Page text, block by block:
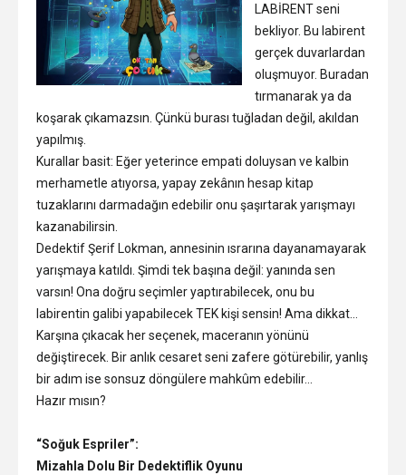
LABİRENT seni
bekliyor. Bu labirent
gerçek duvarlardan
oluşmuyor. Buradan
tırmanarak ya da
koşarak çıkamazsın. Çünkü burası tuğladan değil, akıldan
yapılmış.
Kurallar basit: Eğer yeterince empati doluysan ve kalbin
merhametle atıyorsa, yapay zekânın hesap kitap
tuzaklarını darmadağın edebilir onu şaşırtarak yarışmayı
kazanabilirsin.
Dedektif Şerif Lokman, annesinin ısrarına dayanamayarak
yarışmaya katıldı. Şimdi tek başına değil: yanında sen
varsın! Ona doğru seçimler yaptırabilecek, onu bu
labirentin galibi yapabilecek TEK kişi sensin! Ama dikkat…
Karşına çıkacak her seçenek, maceranın yönünü
değiştirecek. Bir anlık cesaret seni zafere götürebilir, yanlış
bir adım ise sonsuz döngülere mahkûm edebilir…
Hazır mısın?
“Soğuk Espriler”:
Mizahla Dolu Bir Dedektiflik Oyunu